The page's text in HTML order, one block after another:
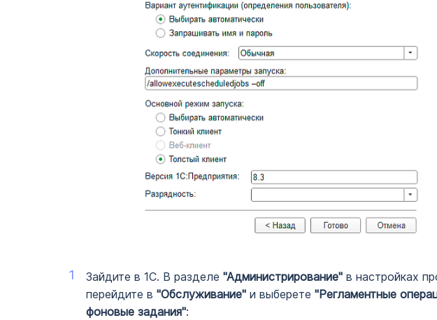
Зайдите в 1С. В разделе "Администрирование"в настройках
перейдите в "Обслуживание"и выберете "Регламентные
фоновые задания":